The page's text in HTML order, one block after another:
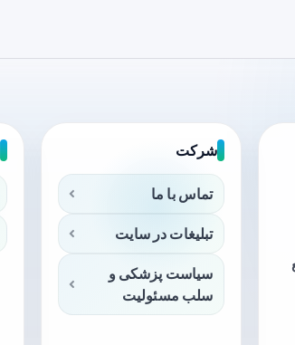
شرکت
تماس با ما
تبلیغات در سایت
سیاست پزشکی و
سلب مسئولیت